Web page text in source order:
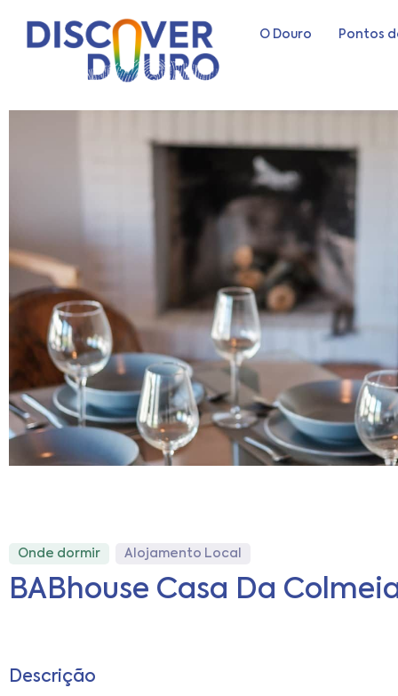
O Douro Pontos
Onde dormir Alojamento Local
BABhouse Casa Da
Descrição